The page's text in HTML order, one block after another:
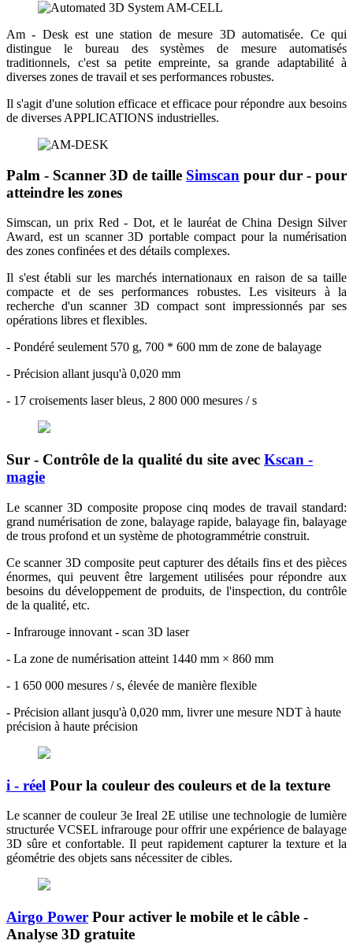
Am - Desk est une station de mesure 3D automatisée. Ce qui
distingue le bureau des systèmes de mesure automatisés
traditionnels, c'est sa petite empreinte, sa grande adaptabilité à
diverses zones de travail et ses performances robustes.
Il s'agit d'une solution efficace et efficace pour répondre aux besoins
de diverses APPLICATIONS industrielles.
Palm - Scanner 3D de taille Simscan pour dur - pour
atteindre les zones
Simscan, un prix Red - Dot, et le lauréat de China Design Silver
Award, est un scanner 3D portable compact pour la numérisation
des zones confinées et des détails complexes.
Il s'est établi sur les marchés internationaux en raison de sa taille
compacte et de ses performances robustes. Les visiteurs à la
recherche d'un scanner 3D compact sont impressionnés par ses
opérations libres et flexibles.
- Pondéré seulement 570 g, 700 * 600 mm de zone de balayage
- Précision allant jusqu'à 0,020 mm
- 17 croisements laser bleus, 2 800 000 mesures / s
Sur - Contrôle de la qualité du site avec Kscan -
magie
Le scanner 3D composite propose cinq modes de travail standard:
grand numérisation de zone, balayage rapide, balayage fin, balayage
de trous profond et un système de photogrammétrie construit.
Ce scanner 3D composite peut capturer des détails fins et des pièces
énormes, qui peuvent être largement utilisées pour répondre aux
besoins du développement de produits, de l'inspection, du contrôle
de la qualité, etc.
- Infrarouge innovant - scan 3D laser
- La zone de numérisation atteint 1440 mm × 860 mm
- 1 650 000 mesures / s, élevée de manière flexible
- Précision allant jusqu'à 0,020 mm, livrer une mesure NDT à haute
précision à haute précision
i - réel Pour la couleur des couleurs et de la texture
Le scanner de couleur 3e Ireal 2E utilise une technologie de lumière
structurée VCSEL infrarouge pour offrir une expérience de balayage
3D sûre et confortable. Il peut rapidement capturer la texture et la
géométrie des objets sans nécessiter de cibles.
Airgo Power Pour activer le mobile et le câble -
Analyse 3D gratuite